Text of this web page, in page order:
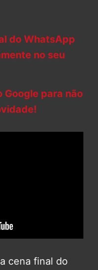
do WhatsApp
no seu
Google para não
cena final do